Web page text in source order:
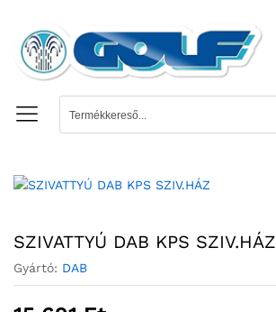
SZIVATTYÚ DAB KPS SZIV.HÁZ
Gyártó: DAB